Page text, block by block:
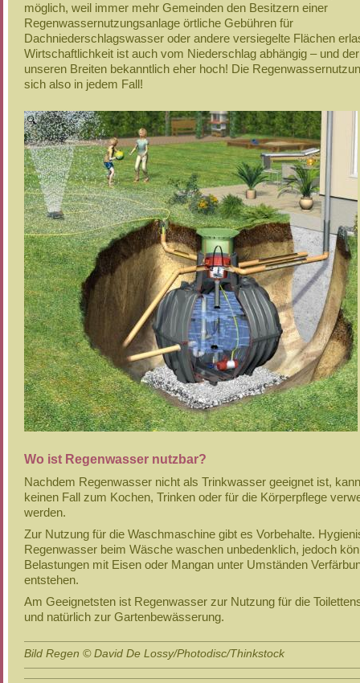
möglich, weil immer mehr Gemeinden den Besitzern einer
Regenwassernutzungsanlage örtliche Gebühren für
Dachniederschlagswasser oder andere versiegelte Flächen
Wirtschaftlichkeit ist auch vom Niederschlag abhängig – und
unseren Breiten bekanntlich eher hoch! Die
sich also in jedem Fall!
Wo ist Regenwasser nutzbar?
Nachdem Regenwasser nicht als Trinkwasser geeignet ist,
keinen Fall zum Kochen, Trinken oder für die Körperpflege
werden.
Zur Nutzung für die Waschmaschine gibt es Vorbehalte.
Regenwasser beim Wäsche waschen unbedenklich, jedoch
Belastungen mit Eisen oder Mangan unter Umständen
entstehen.
Am Geeignetsten ist Regenwasser zur Nutzung für die
und natürlich zur Gartenbewässerung.
Bild Regen © David De Lossy/Photodisc/Thinkstock